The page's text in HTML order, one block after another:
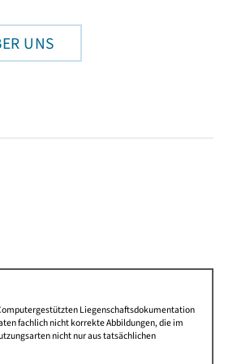
UNS
Liegenschaftsdokumentation
fachlich nicht korrekte Abbildungen, die im
nicht nur aus tatsächlichen